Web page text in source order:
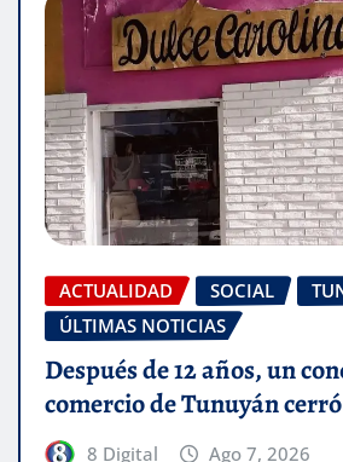
ACTUALIDAD SOCIAL
ÚLTIMAS NOTICIAS
Después de 12 años, un
comercio de Tunuyán
8 Digital Ago 7, 2026